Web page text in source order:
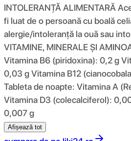
INTOLERANȚĂ ALIMENTARĂ
fi luat de o persoană cu boală
alergie/intoleranță la ouă sau
VITAMINE, MINERALE ȘI
Vitamina B6 (piridoxina): 0,2 g
0,03 g Vitamina B12
Tableta de noapte: Vitamina A
Vitamina D3 (colecalciferol):
0,007 g
Afișează tot